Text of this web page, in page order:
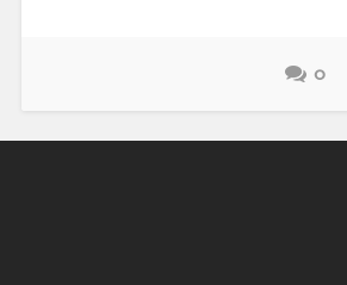
0